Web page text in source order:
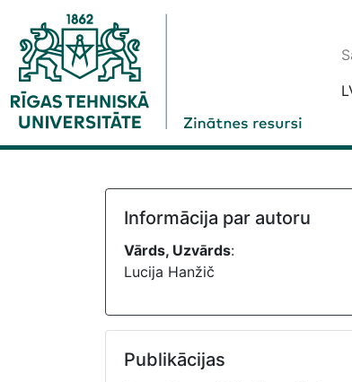
Informācija par autoru
Vārds, Uzvārds:
Lucija Hanžič
Publikācijas